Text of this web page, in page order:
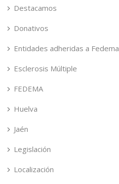
Destacamos
Donativos
Entidades adheridas a Fedema
Esclerosis Múltiple
FEDEMA
Huelva
Jaén
Legislación
Localización